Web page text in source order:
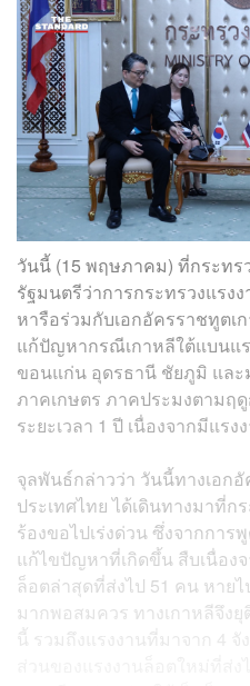
วันนี้ (15 พฤษภาคม) ที่กระทร
รัฐมนตรีว่าการกระทรวงแร
หารือร่วมกับเอกอัครราชทูตเ
แก้ปัญหากรณีเกาหลีใต้แบนแ
ขอนแก่น อุดรธานี ชัยภูมิ แล
ภาคเกษตร ภาคประมงตามฤ
ระยะเวลา 1 ปี เนื่องจากมีแร
จุลพันธ์กล่าวว่า วันนี้ทางเอก
ประเทศไทย ได้เดินทางมาที่ก
ร้องขอไปเร่งด่วน ซึ่งจากกา
แก้ไขปัญหาที่เกิดขึ้น สืบเนื่อง
ล็อตล่าสุดที่ส่งไป 51 คน หาย
มากพอสมควร ทางเกาหลีจึง
นี้ รวมถึงแรงงานที่มาจาก 4 จั